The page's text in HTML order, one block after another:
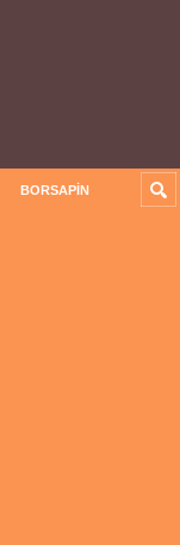
BORSAPIN